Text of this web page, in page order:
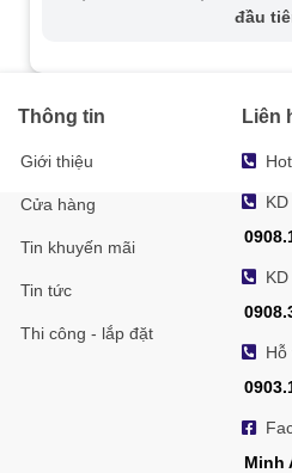
đầu
Thông tin
Giới thiệu
Cửa hàng
Tin khuyến mãi
Tin tức
Thi công - lắp đặt
Liên
Hỗ
Minh